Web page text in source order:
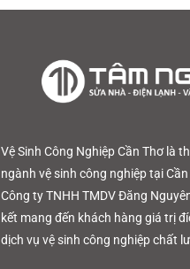
Vệ Sinh Công Nghiệp Cần Thơ là
ngành vệ sinh công nghiệp tại
Công ty TNHH TMDV Đăng
kết mang đến khách hàng giá trị
dịch vụ vệ sinh công nghiệp chất